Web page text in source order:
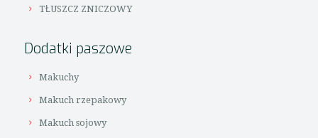
TŁUSZCZ ZNICZOWY
Dodatki paszowe
Makuchy
Makuch rzepakowy
Makuch sojowy